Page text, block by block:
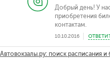
Добрый день! У
приобретения
контактам.
10.10.2016
Автовокзалы.ру: поиск расписания и